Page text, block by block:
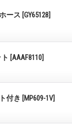
ース [GY65128]
[AAAF8110]
付き [MP609-1V]